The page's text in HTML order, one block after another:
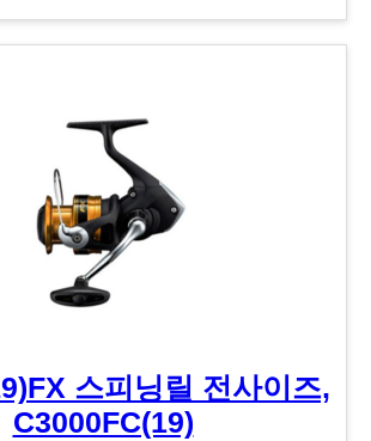
스피닝릴 전사이즈,
C3000FC(19)